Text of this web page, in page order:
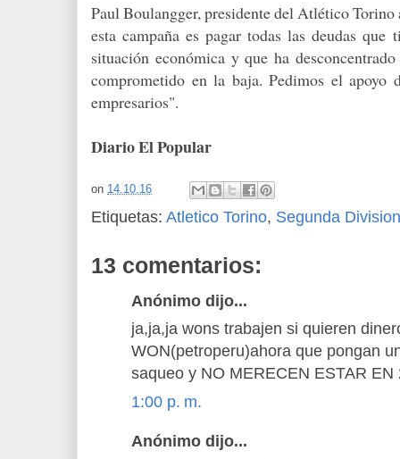
Paul Boulangger, presidente del Atlético
esta campaña es pagar todas las deudas
situación económica y que ha
comprometido en la baja. Pedimos el apoyo
empresarios".
Diario El Popular
on 14.10.16
Etiquetas: Atletico Torino, Segunda
13 comentarios:
Anónimo dijo...
ja,ja,ja wons trabajen si quieren
WON(petroperu)ahora que pongan
saqueo y NO MERECEN ESTAR EN
1:00 p. m.
Anónimo dijo...